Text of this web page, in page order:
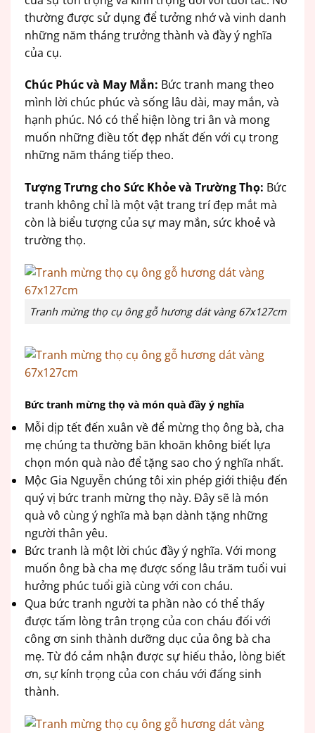
thường được sử dụng để tưởng nhớ và vinh danh
những năm tháng trưởng thành và đầy ý nghĩa
của cụ.
Chúc Phúc và May Mắn: Bức tranh mang theo
mình lời chúc phúc và sống lâu dài, may mắn, và
hạnh phúc. Nó có thể hiện lòng tri ân và mong
muốn những điều tốt đẹp nhất đến với cụ trong
những năm tháng tiếp theo.
Tượng Trưng cho Sức Khỏe và Trường Thọ: Bức
tranh không chỉ là một vật trang trí đẹp mắt mà
còn là biểu tượng của sự may mắn, sức khoẻ và
trường thọ.
Tranh mừng thọ cụ ông gỗ hương dát vàng 67x127cm
Bức tranh mừng thọ và món quà đầy ý nghĩa
Mỗi dịp tết đến xuân về để mừng thọ ông bà, cha
mẹ chúng ta thường băn khoăn không biết lựa
chọn món quà nào để tặng sao cho ý nghĩa nhất.
Mộc Gia Nguyễn chúng tôi xin phép giới thiệu đến
quý vị bức tranh mừng thọ này. Đây sẽ là món
quà vô cùng ý nghĩa mà bạn dành tặng những
người thân yêu.
Bức tranh là một lời chúc đầy ý nghĩa. Với mong
muốn ông bà cha mẹ được sống lâu trăm tuổi vui
hưởng phúc tuổi già cùng với con cháu.
Qua bức tranh người ta phần nào có thể thấy
được tấm lòng trân trọng của con cháu đối với
công ơn sinh thành dưỡng dục của ông bà cha
mẹ. Từ đó cảm nhận được sự hiếu thảo, lòng biết
ơn, sự kính trọng của con cháu với đấng sinh
thành.